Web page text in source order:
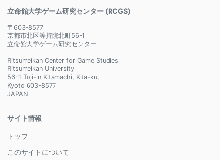
立命館大学ゲーム研究センター (RCGS)
〒603-8577
京都市北区等持院北町56-1
立命館大学ゲーム研究センター
Ritsumeikan Center for Game Studies
Ritsumeikan University
56-1 Toji-in Kitamachi, Kita-ku,
Kyoto 603-8577
JAPAN
サイト情報
トップ
このサイトについて